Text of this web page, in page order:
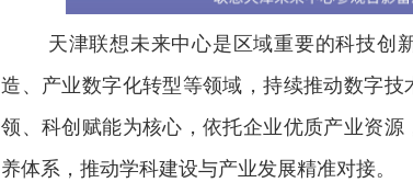
天津联想未来中心是区域重要的科技创
造、产业数字化转型等领域，持续推动数字技
领、科创赋能为核心，依托企业优质产业资
养体系，推动学科建设与产业发展精准对接。